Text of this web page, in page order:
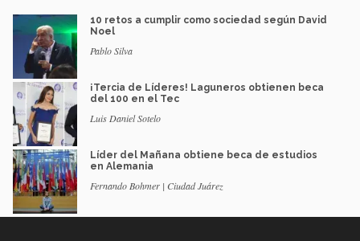
10 retos a cumplir como sociedad según David
Noel
Pablo Silva
¡Tercia de Líderes! Laguneros obtienen beca
del 100 en el Tec
Luis Daniel Sotelo
Líder del Mañana obtiene beca de estudios
en Alemania
Fernando Bohmer | Ciudad Juárez